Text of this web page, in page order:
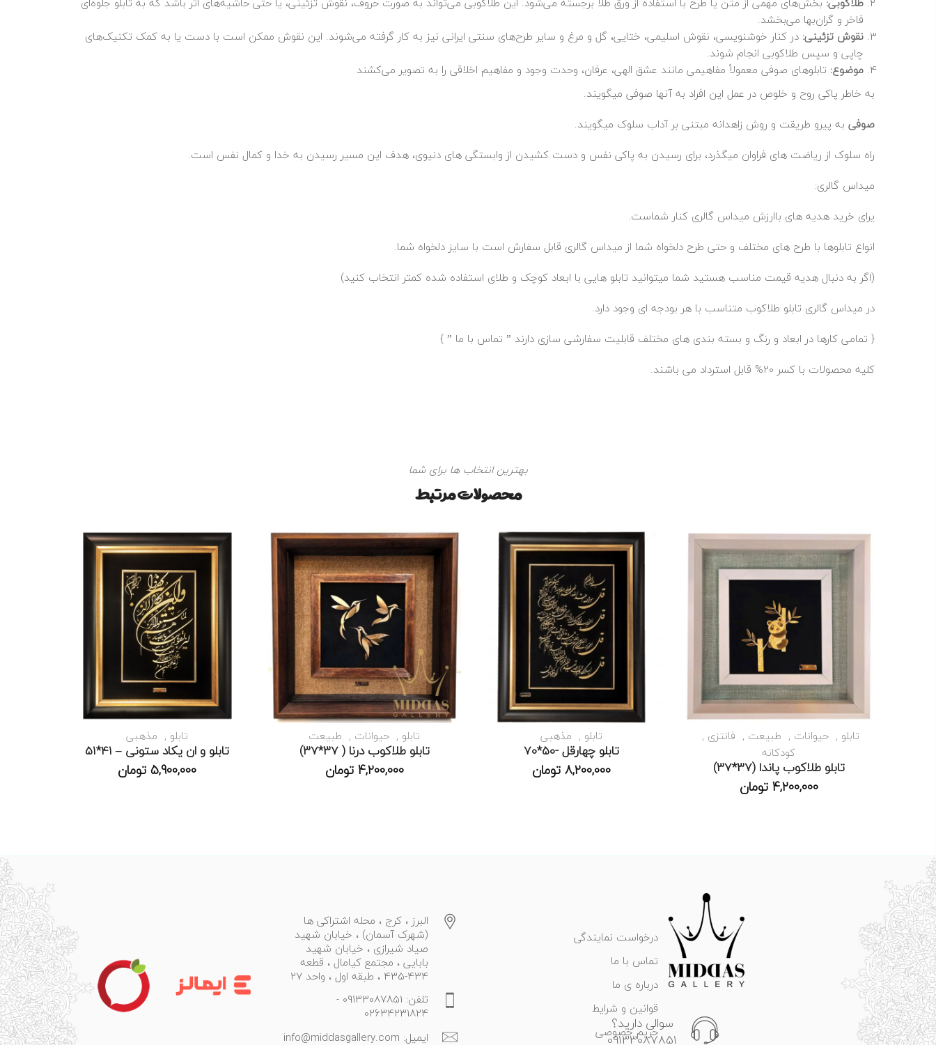
فاخر و گران‌بها می‌بخشد.
نقوش تزئینی: در کنار خوشنویسی، نقوش اسلیمی، ختایی، گل و مرغ و سایر طرح‌های سنتی ایرانی نیز به کار گرفته می‌شوند. این نقوش ممکن است با دست یا به کمک تکنیک‌های
چاپی و سپس طلاکوبی انجام شوند.
موضوع: تابلوهای صوفی معمولاً مفاهیمی مانند عشق الهی، عرفان، وحدت وجود و مفاهیم اخلاقی را به تصویر می‌کشند
به خاطر پاکی روح و خلوص در عمل این افراد به آنها صوفی میگویند.
صوفی به پیرو طریقت و روش زاهدانه مبتنی بر آداب سلوک میگویند.
راه سلوک از ریاضت های فراوان میگذرد، برای رسیدن به پاکی نفس و دست کشیدن از وابستگی های دنیوی، هدف این مسیر رسیدن به خدا و کمال نفس است.
میداس گالری:
یرای خرید هدیه های باارزش میداس گالری کنار شماست.
انواع تابلوها با طرح های مختلف و حتی طرح دلخواه شما از میداس گالری قابل سفارش است با سایز دلخواه شما.
(اگر به دنبال هدیه قیمت مناسب هستید شما میتوانید تابلو هایی با ابعاد کوچک و طلای استفاده شده کمتر انتخاب کنید)
در میداس گالری تابلو طلاکوب متناسب با هر بودجه ای وجود دارد.
{ تمامی کارها در ابعاد و رنگ و بسته بندی های مختلف قابلیت سفارشی سازی دارند ” تماس با ما ” }
کلیه محصولات با کسر 20% قابل استرداد می باشند.
بهترین انتخاب ها برای شما
محصولات مرتبط
تابلو حیوانات طبیعت
فانتزی
کودکانه
تابلو طلاکوب پاندا (37*37)
4,200,000 تومان
تابلو مذهبی
تابلو چهارقل -50*70
8,200,000 تومان
تابلو حیوانات طبیعت
تابلو طلاکوب درنا ( 37*37)
4,200,000 تومان
تابلو مذهبی
تابلو و ان یکاد ستونی – 41*51
5,900,000 تومان
سوالی دارید؟
09133087851
درخواست نمایندگی
تماس با ما
درباره ی ما
قوانین و شرایط
حریم خصوصی
البرز ، کرج ، محله اشتراکی ها
(شهرک آسمان) ، خیابان شهید
صیاد شیرازی ، خیابان شهید
بابایی ، مجتمع کیامال ، قطعه
434-435 ، طبقه اول ، واحد 27
تلفن: 09133087851 -
02634231824
ایمیل: info@middasgallery.com